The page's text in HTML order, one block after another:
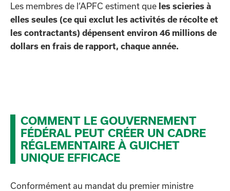
Les membres de l’APFC estiment que les scieries à
elles seules (ce qui exclut les activités de récolte et
les contractants) dépensent environ 46 millions de
dollars en frais de rapport, chaque année.
COMMENT LE GOUVERNEMENT
FÉDÉRAL PEUT CRÉER UN CADRE
RÉGLEMENTAIRE À GUICHET
UNIQUE EFFICACE
Conformément au mandat du premier ministre